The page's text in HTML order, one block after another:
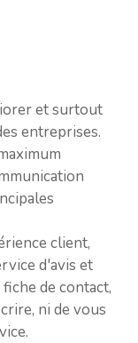
et surtout
entreprises.
client,
d'avis et
de contact,
ni de vous